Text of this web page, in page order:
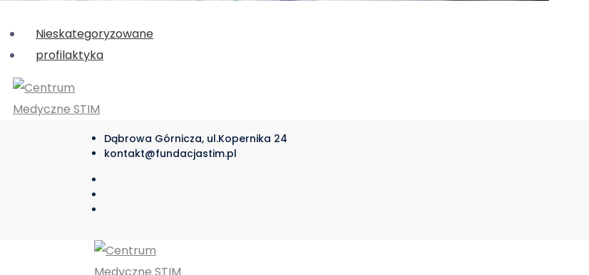
Nieskategoryzowane
profilaktyka
Dąbrowa Górnicza, ul.Kopernika 24
kontakt@fundacjastim.pl